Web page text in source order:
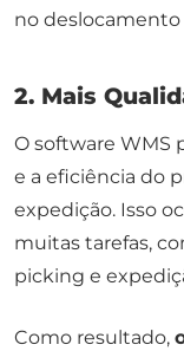
no
2. Mais
O software WMS
e a eficiência do
expedição. Isso
muitas tarefas,
picking e
Como resultado,